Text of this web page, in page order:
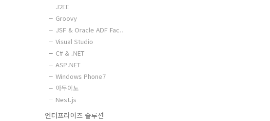
J2EE
Groovy
JSF & Oracle ADF Fac..
Visual Studio
C# & .NET
ASP.NET
Windows Phone7
아두이노
Nest.js
엔터프라이즈 솔루션